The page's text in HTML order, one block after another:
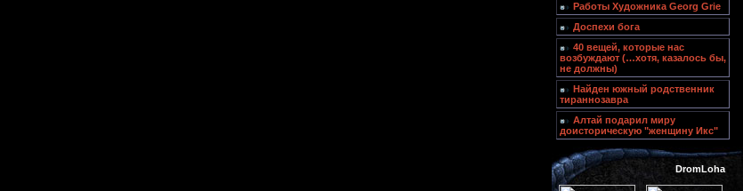
Работы Художника Georg Grie
Доспехи бога
40 вещей, которые нас
возбуждают (…хотя, казалось бы,
не должны)
Найден южный родственник
тираннозавра
Алтай подарил миру
доисторическую "женщину Икс"
DromLoha